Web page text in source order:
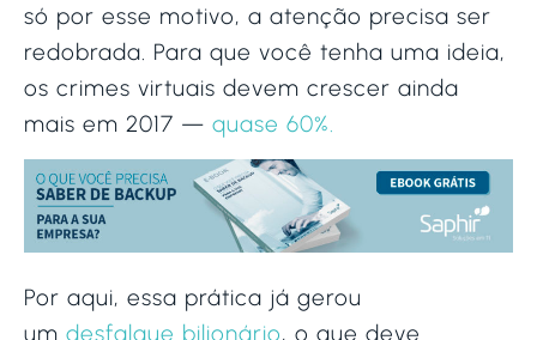
só por esse motivo, a atenção precisa ser
redobrada. Para que você tenha uma ideia,
os crimes virtuais devem crescer ainda
mais em 2017 — quase 60%.
Por aqui, essa prática já gerou
um desfalque bilionário, o que deve